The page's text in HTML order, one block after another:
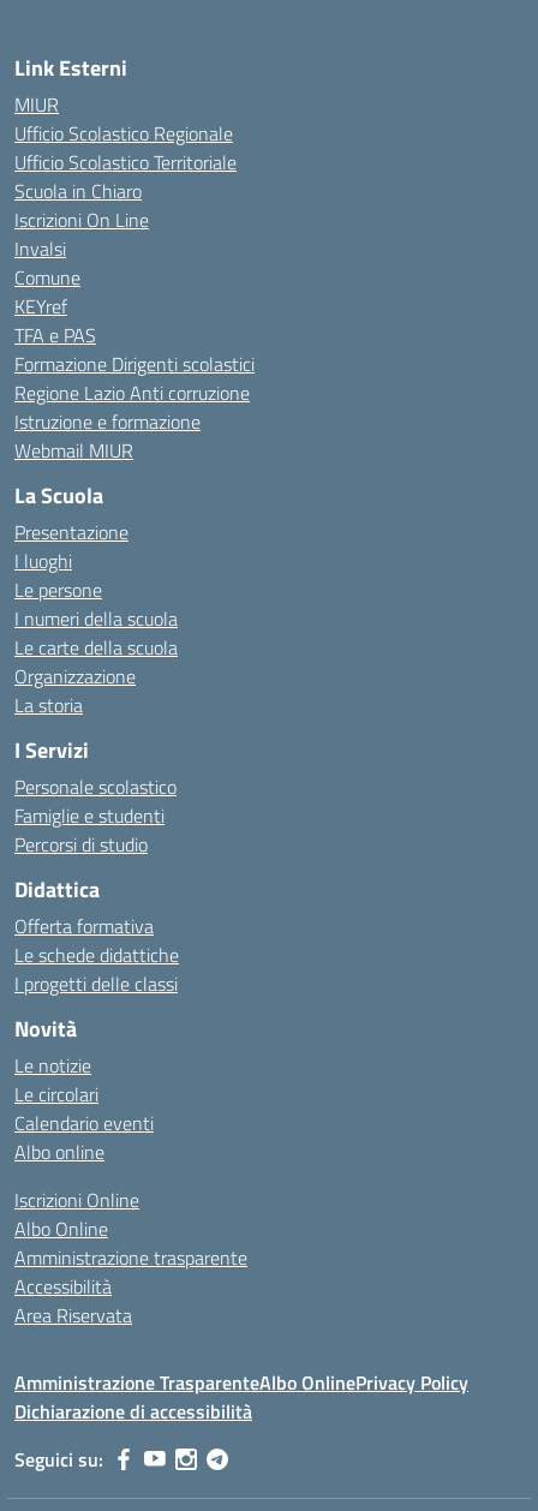
Link Esterni
MIUR
Ufficio Scolastico Regionale
Ufficio Scolastico Territoriale
Scuola in Chiaro
Iscrizioni On Line
Invalsi
Comune
KEYref
TFA e PAS
Formazione Dirigenti scolastici
Regione Lazio Anti corruzione
Istruzione e formazione
Webmail MIUR
La Scuola
Presentazione
I luoghi
Le persone
I numeri della scuola
Le carte della scuola
Organizzazione
La storia
I Servizi
Personale scolastico
Famiglie e studenti
Percorsi di studio
Didattica
Offerta formativa
Le schede didattiche
I progetti delle classi
Novità
Le notizie
Le circolari
Calendario eventi
Albo online
Iscrizioni Online
Albo Online
Amministrazione trasparente
Accessibilità
Area Riservata
Amministrazione TrasparenteAlbo OnlinePrivacy Policy
Dichiarazione di accessibilità
Seguici su: